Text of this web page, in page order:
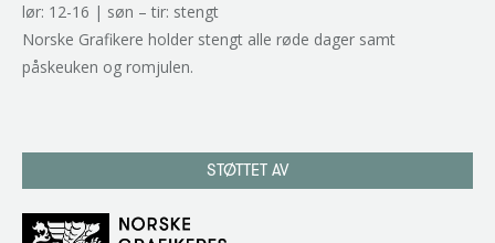
lør: 12-16 | søn – tir: stengt
Norske Grafikere holder stengt alle røde dager samt
påskeuken og romjulen.
STØTTET AV